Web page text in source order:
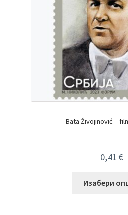
Bata Živojinović –
0,41 €
Изабери